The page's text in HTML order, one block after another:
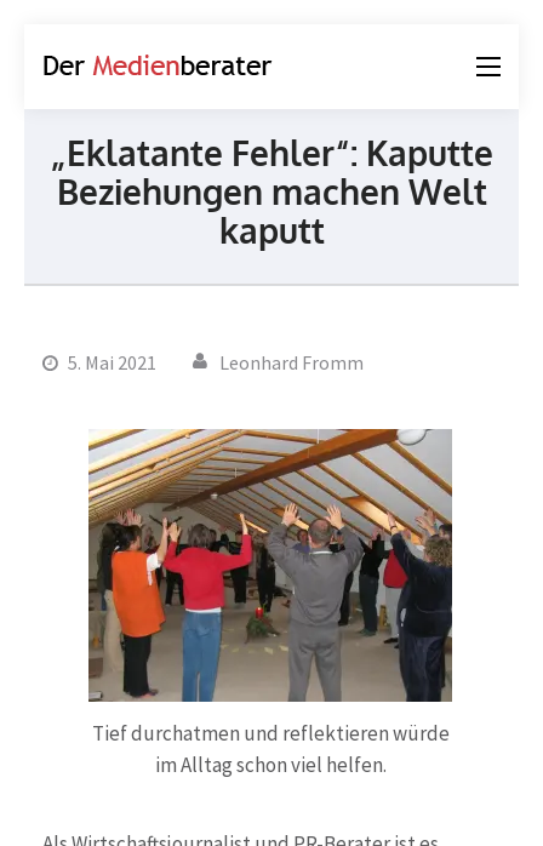
„Eklatante Fehler“: Kaputte
Beziehungen machen Welt
kaputt
5. Mai 2021 Leonhard Fromm
Tief durchatmen und reflektieren würde
im Alltag schon viel helfen.